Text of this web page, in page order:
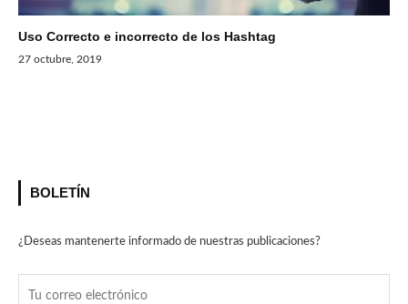
Uso Correcto e incorrecto de los Hashtag
27 octubre, 2019
BOLETÍN
¿Deseas mantenerte informado de nuestras publicaciones?